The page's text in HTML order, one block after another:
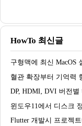
HowTo 최신글
구형맥에 최신 MacOS
혈관 확장부터 기억력
DP, HDMI, DVI 버전
윈도우11에서 디스크